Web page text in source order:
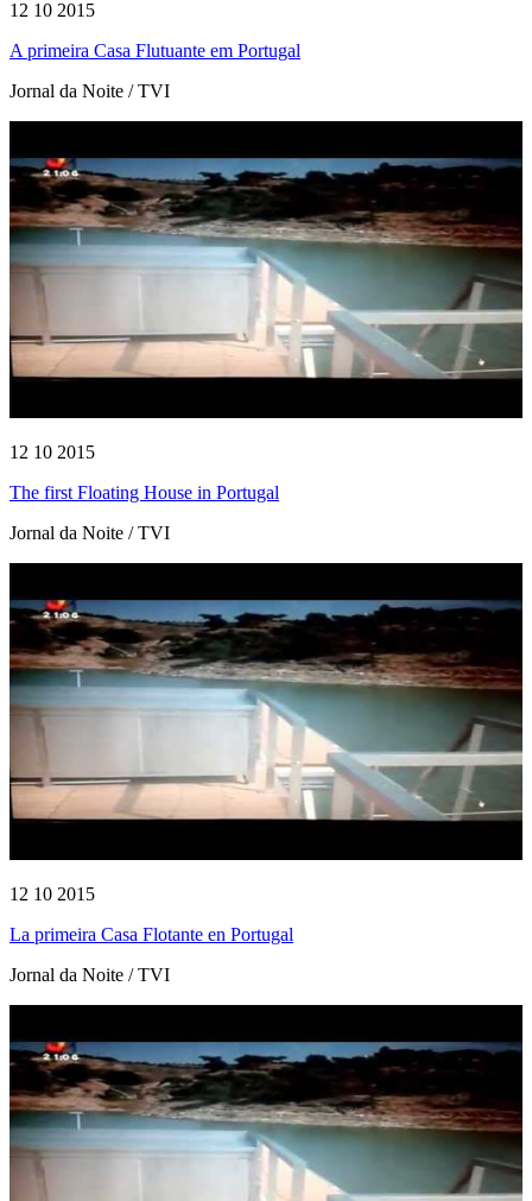
12 10 2015
A primeira Casa Flutuante em Portugal
Jornal da Noite / TVI
12 10 2015
The first Floating House in Portugal
Jornal da Noite / TVI
12 10 2015
La primeira Casa Flotante en Portugal
Jornal da Noite / TVI